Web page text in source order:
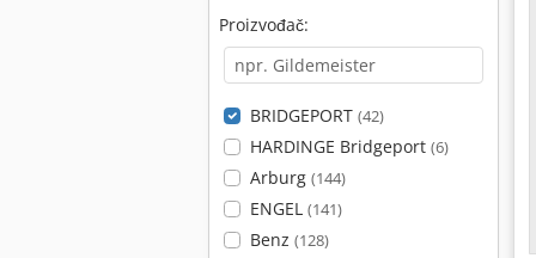
Proizvođač:
BRIDGEPORT (42)
HARDINGE Bridgeport (6)
Arburg (144)
ENGEL (141)
Benz (128)